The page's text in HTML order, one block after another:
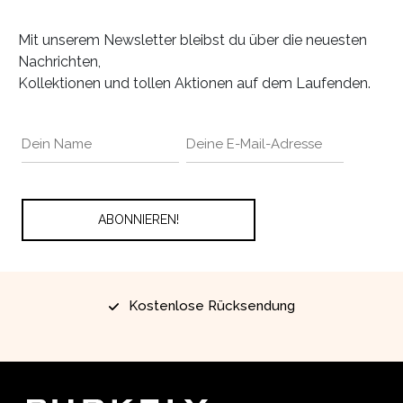
Mit unserem Newsletter bleibst du über die neuesten
Nachrichten,
Kollektionen und tollen Aktionen auf dem Laufenden.
Kostenlose Rücksendung